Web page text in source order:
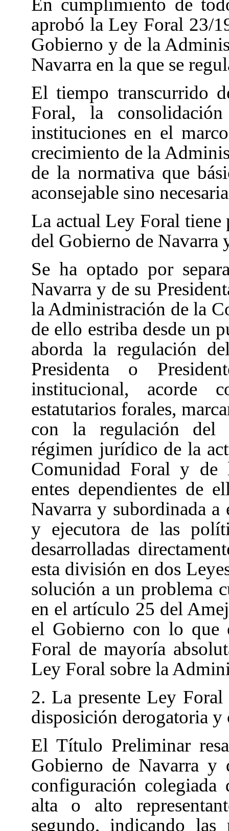
En cumplimiento de
aprobó la Ley Foral 23/
Gobierno y de la
Navarra en la que se
El tiempo transcurrido
Foral, la
instituciones en el
crecimiento de la
de la normativa que
aconsejable sino
La actual Ley Foral
del Gobierno de Navarra
Se ha optado por
Navarra y de su
la Administración de la
de ello estriba desde un
aborda la regulación
Presidenta o
institucional, acorde
estatutarios forales,
con la regulación del
régimen jurídico de la
Comunidad Foral y de
entes dependientes de
Navarra y subordinada a
y ejecutora de las
desarrolladas
esta división en dos
solución a un problema
en el artículo 25 del
el Gobierno con lo que
Foral de mayoría
Ley Foral sobre la
2. La presente Ley
disposición derogatoria y
El Título Preliminar
Gobierno de Navarra y
configuración
alta o alto
segundo, indicando las